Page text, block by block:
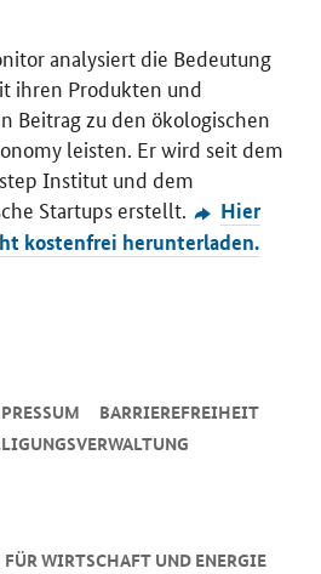
analysiert die Bedeutung
ihren Produkten und
Beitrag zu den ökologischen
leisten. Er wird seit dem
Institut und dem
Startups erstellt.
Hier
kostenfrei herunterladen.
WIRTSCHAFT UND ENERGIE
BARRIEREFREIHEIT